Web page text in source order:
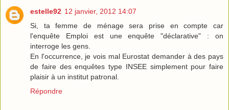
estelle92 12 janvier, 2012 14:07
Si, ta femme de ménage sera prise en compte car
l'enquête Emploi est une enquête "déclarative" : on
interroge les gens.
En l'occurrence, je vois mal Eurostat demander à des pays
de faire des enquêtes type INSEE simplement pour faire
plaisir à un institut patronal.
Répondre